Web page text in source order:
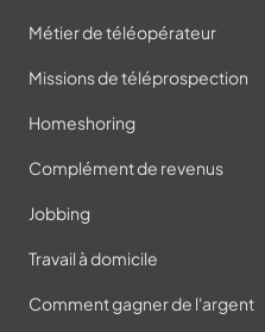
Métier de téléopérateur
Missions de téléprospection
Homeshoring
Complément de revenus
Jobbing
Travail à domicile
Comment gagner de l'argent